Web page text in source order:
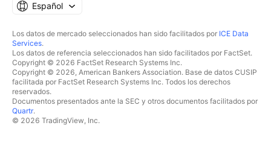
Español
Los datos de mercado seleccionados han sido facilitados por ICE Data
Services.
Los datos de referencia seleccionados han sido facilitados por FactSet.
Copyright © 2026 FactSet Research Systems Inc.
Copyright © 2026, American Bankers Association. Base de datos CUSIP
facilitada por FactSet Research Systems Inc. Todos los derechos
reservados.
Documentos presentados ante la SEC y otros documentos facilitados por
Quartr.
© 2026 TradingView, Inc.